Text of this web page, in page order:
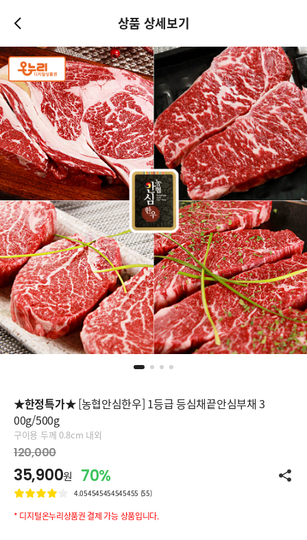
상품 상세보기
★한정특가★[농협안심한우] 1등급 등심채끝안심부채 3
00g/500g
구이용 두께 0.8cm 내외
120,000
35,900원 70%
4.054545454545455 (55)
* 디지털온누리상품권 결제 가능 상품입니다.